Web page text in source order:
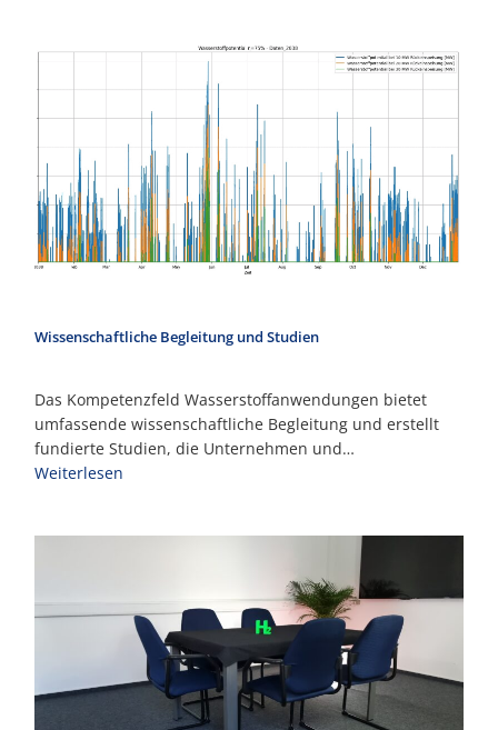
Wissenschaftliche Begleitung und Studien
Das Kompetenzfeld Wasserstoffanwendungen bietet
umfassende wissenschaftliche Begleitung und erstellt
fundierte Studien, die Unternehmen und…
Weiterlesen